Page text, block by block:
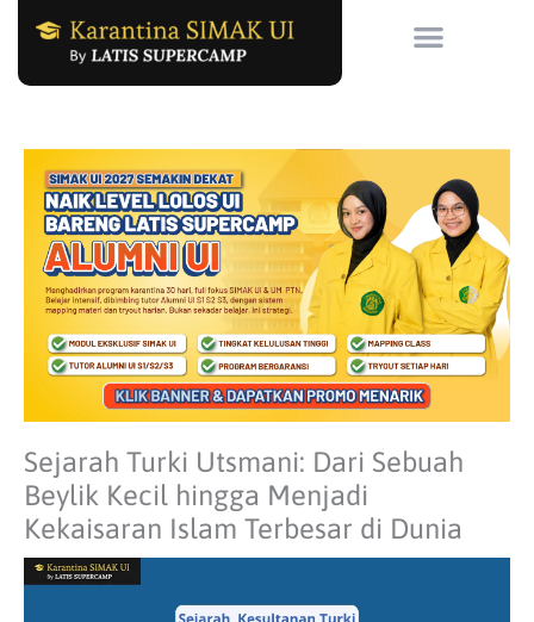
Sejarah Turki Utsmani: Dari Sebuah
Beylik Kecil hingga Menjadi
Kekaisaran Islam Terbesar di Dunia